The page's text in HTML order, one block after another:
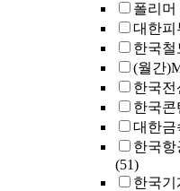
폴리머
대한피
한국철
(월간
한국전
한국콘
대한금
한국항
(51)
한국